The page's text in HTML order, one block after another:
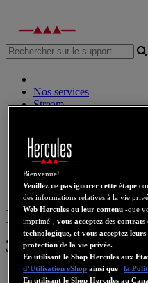
Nos services
Stream
Contrôleurs DJ
Casques DJ
Enceintes DJ
Ancienne collection
Webcams Cartes Son
Sign in
3D Prophet 9600 Pro
Bienvenue!
Veuillez ne pas ignorer cette étape
des informations relatives à la vie
Web Hercules ou leur contenu-que
imprimé-,vous acceptez des
technologique, et vous acceptez
protection de la vie privée.
En utilisant le Shop Hercules aux
d’Utilisation eShop ainsi que
la
En utilisant le Shop Hercules au